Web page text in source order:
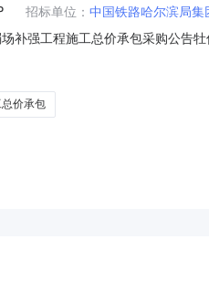
招标单位： 中国铁路哈尔滨局
补强工程施工总价承包采购公告
。2.项目概况与采购范围2.1本采
价承包